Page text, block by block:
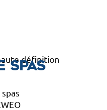
définition
spas